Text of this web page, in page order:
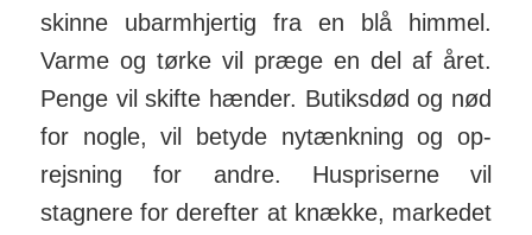
skinne ubarm­hjertig fra en blå himmel.
Varme og tørke vil præge en del af året.
Penge vil skifte hæn­der. Butiks­død og nød
for nogle, vil betyde ny­tænkning og op­
rejsning for andre. Hus­priserne vil
stagnere for derefter at knække, markedet